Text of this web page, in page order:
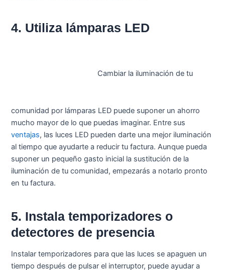
4. Utiliza lámparas LED
Cambiar la iluminación de tu
comunidad por lámparas LED puede suponer un ahorro
mucho mayor de lo que puedas imaginar. Entre sus
ventajas, las luces LED pueden darte una mejor iluminación
al tiempo que ayudarte a reducir tu factura. Aunque pueda
suponer un pequeño gasto inicial la sustitución de la
iluminación de tu comunidad, empezarás a notarlo pronto
en tu factura.
5. Instala temporizadores o
detectores de presencia
Instalar temporizadores para que las luces se apaguen un
tiempo después de pulsar el interruptor, puede ayudar a